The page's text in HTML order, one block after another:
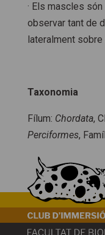
· Els mascles
observar tant de
lateralment sobre
Taxonomia
Fílum: Chordata,
Perciformes,